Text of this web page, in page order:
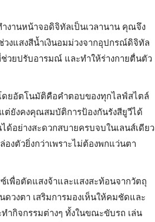
งานหน้าจอดิจิทัลเป็นเวลานาน คุณจึง
วงแสงสีน้ำเงินอมม่วงจากอุปกรณ์ดิจิทัล
วยปรับอารมณ์ และทำให้ร่างกายตื่นตัว
ดยอัตโนมัติคือคำตอบของทุกไลฟ์สไตล์
แต่ยังคงคุณสมบัติการป้องกันรังสียูวีได้
ด้อย่างสะดวกสบายครบจบในเลนส์เดียว
งตัวยิ่งกว่าเพราะไม่ต้องพกแว่นตา
เพื่อตัดแสงจ้าและแสงสะท้อนจากวัตถุ
ดวงตา เสริมการมองเห็นให้คมชัดและ
กิจกรรมต่างๆ ทั้งในขณะขับรถ เล่น